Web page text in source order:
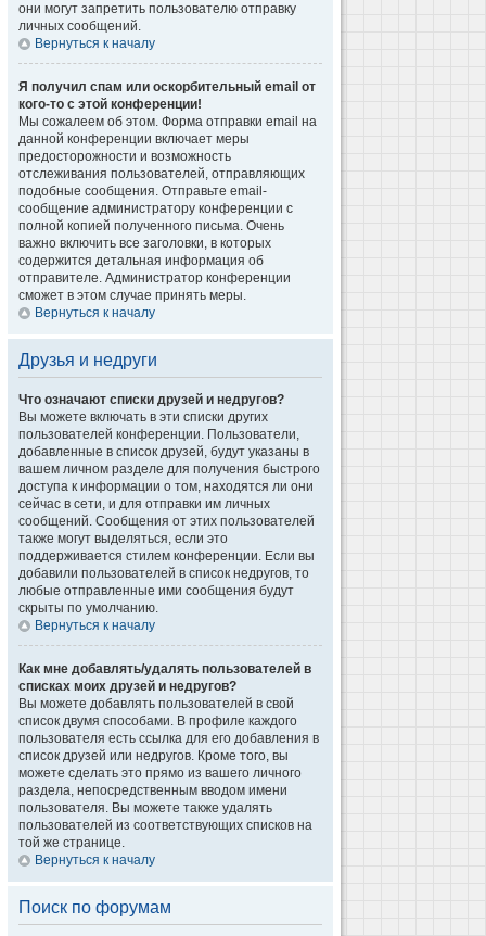
они могут запретить пользователю отправку
личных сообщений.
Вернуться к началу
Я получил спам или оскорбительный email от
кого-то с этой конференции!
Мы сожалеем об этом. Форма отправки email на
данной конференции включает меры
предосторожности и возможность
отслеживания пользователей, отправляющих
подобные сообщения. Отправьте email-
сообщение администратору конференции с
полной копией полученного письма. Очень
важно включить все заголовки, в которых
содержится детальная информация об
отправителе. Администратор конференции
сможет в этом случае принять меры.
Вернуться к началу
Друзья и недруги
Что означают списки друзей и недругов?
Вы можете включать в эти списки других
пользователей конференции. Пользователи,
добавленные в список друзей, будут указаны в
вашем личном разделе для получения быстрого
доступа к информации о том, находятся ли они
сейчас в сети, и для отправки им личных
сообщений. Сообщения от этих пользователей
также могут выделяться, если это
поддерживается стилем конференции. Если вы
добавили пользователей в список недругов, то
любые отправленные ими сообщения будут
скрыты по умолчанию.
Вернуться к началу
Как мне добавлять/удалять пользователей в
списках моих друзей и недругов?
Вы можете добавлять пользователей в свой
список двумя способами. В профиле каждого
пользователя есть ссылка для его добавления в
список друзей или недругов. Кроме того, вы
можете сделать это прямо из вашего личного
раздела, непосредственным вводом имени
пользователя. Вы можете также удалять
пользователей из соответствующих списков на
той же странице.
Вернуться к началу
Поиск по форумам